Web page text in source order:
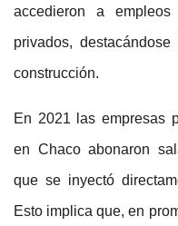
accedieron a
privados,
construcción.
En 2021 las empresas
en Chaco abonaron
que se inyectó
Esto implica que, en